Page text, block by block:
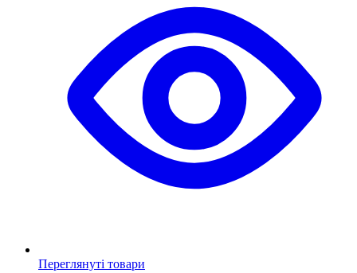
Переглянуті товари